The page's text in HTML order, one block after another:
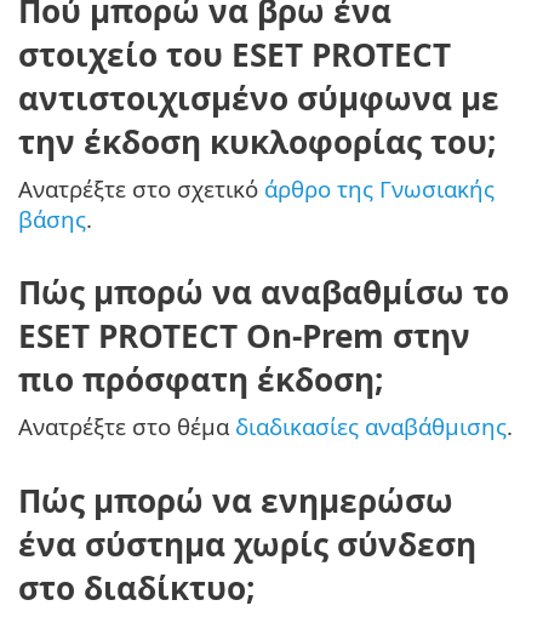
Πού μπορώ να βρω ένα
στοιχείο του ESET PROTECT
αντιστοιχισμένο σύμφωνα με
την έκδοση κυκλοφορίας του;
Ανατρέξτε στο σχετικό άρθρο της Γνωσιακής
βάσης.
Πώς μπορώ να αναβαθμίσω το
ESET PROTECT On-Prem στην
πιο πρόσφατη έκδοση;
Ανατρέξτε στο θέμα διαδικασίες αναβάθμισης.
Πώς μπορώ να ενημερώσω
ένα σύστημα χωρίς σύνδεση
στο διαδίκτυο;